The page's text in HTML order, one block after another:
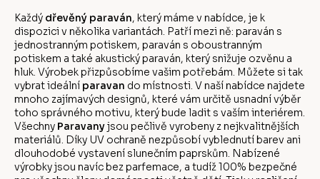
Každý dřevěný paraván, který máme v nabídce, je k
dispozici v několika variantách. Patří mezi ně: paraván s
jednostranným potiskem, paraván s oboustranným
potiskem a také akustický paraván, který snižuje ozvěnu a
hluk. Výrobek přizpůsobíme vašim potřebám. Můžete si tak
vybrat ideální paravan do místnosti. V naší nabídce najdete
mnoho zajímavých designů, které vám určitě usnadní výběr
toho správného motivu, který bude ladit s vaším interiérem.
Všechny Paravanyjsou pečlivě vyrobeny z nejkvalitnějších
materiálů. Díky UV ochraně nezpůsobí vyblednutí barev ani
dlouhodobé vystavení slunečním paprskům. Nabízené
výrobky jsou navíc bez parfemace, a tudíž 100% bezpečné